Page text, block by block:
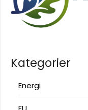
Kategorier
Energi